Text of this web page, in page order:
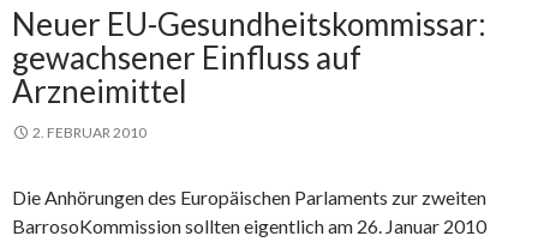
Neuer EU-Gesundheitskommissar:
gewachsener Einfluss auf
Arzneimittel
2. FEBRUAR 2010
Die Anhörungen des Europäischen Parlaments zur zweiten
Barroso­Kommission sollten eigentlich am 26. Januar 2010